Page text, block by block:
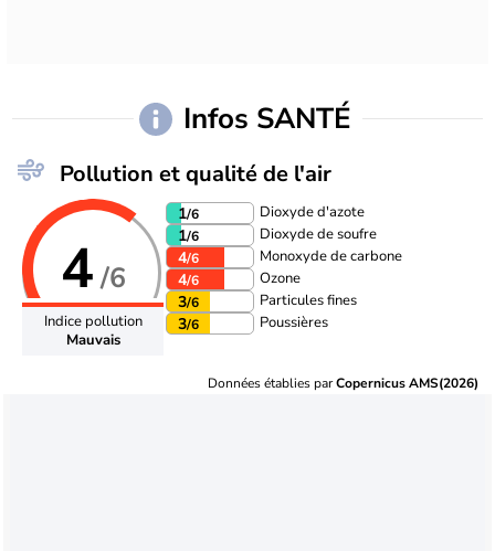
Infos SANTÉ
Pollution et qualité de l'air
4/6
Indice pollution
Mauvais
1/6 Dioxyde d'azote
1/6 Dioxyde de soufre
4/6 Monoxyde de carbone
4/6 Ozone
3/6 Particules fines
3/6 Poussières
Données établies parCopernicus AMS(2026)